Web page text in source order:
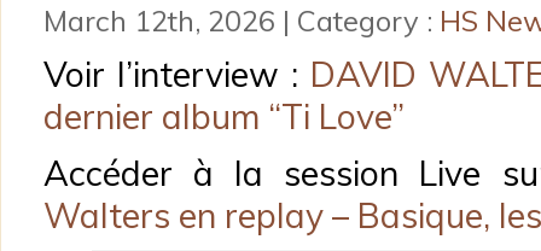
March 12th, 2026 | Category : HS
Voir l’interview : DAVID
dernier album “Ti Love”
Accéder à la session Live
Walters en replay – Basique,